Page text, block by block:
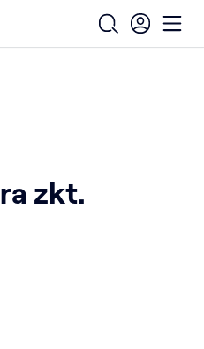
Open
Klara 20: Klara zkt. muziek
zkt.